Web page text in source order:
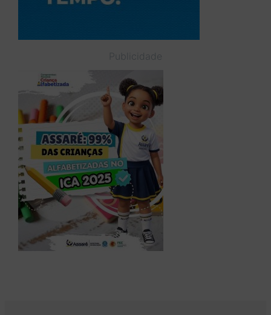
Publicidade